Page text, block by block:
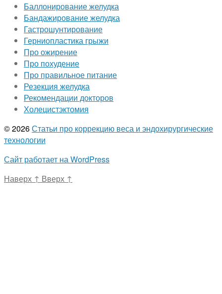
Баллонирование желудка
Бандажирование желудка
Гастрошунтирование
Герниопластика грыжи
Про ожирение
Про похудение
Про правильное питание
Резекция желудка
Рекомендации докторов
Холецистэктомия
© 2026Статьи про коррекцию веса и эндохирургические
технологии
Сайт работает на WordPress
Наверх ↑ Вверх ↑